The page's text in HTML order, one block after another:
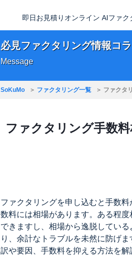
即日お見積りオンライン AIファク
必見ファクタリング情報コ
Message
SoKuMo ファクタリング一覧 ファクタ
ファクタリング手数
ファクタリングを申し込むと手数
数料には相場があります。ある程
できますし、相場から逸脱してい
り、余計なトラブルを未然に防げ
訳や要因、手数料を抑える方法を解